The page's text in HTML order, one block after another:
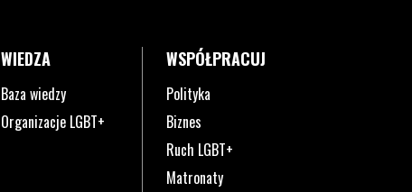
WIEDZA
Baza wiedzy
Organizacje LGBT+
WSPÓŁPRACUJ
Polityka
Biznes
Ruch LGBT+
Matronaty